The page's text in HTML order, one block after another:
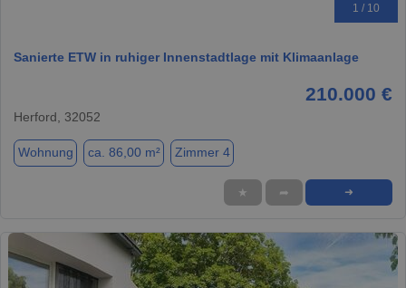
1 / 10
Sanierte ETW in ruhiger Innenstadtlage mit Klimaanlage
210.000 €
Herford, 32052
Wohnung ca. 86,00 m² Zimmer 4
★ ➦ ➜